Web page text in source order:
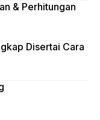
& Perhitungan
Disertai Cara